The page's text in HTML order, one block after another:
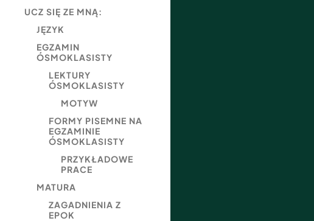
UCZ SIĘ ZE MNĄ:
JĘZYK
EGZAMIN
ÓSMOKLASISTY
LEKTURY
ÓSMOKLASISTY
MOTYW
FORMY PISEMNE NA
EGZAMINIE
ÓSMOKLASISTY
PRZYKŁADOWE
PRACE
MATURA
ZAGADNIENIA Z
EPOK